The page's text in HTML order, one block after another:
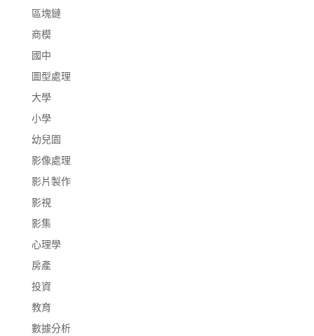
區塊鏈
商模
國中
圖型處理
大學
小學
幼兒園
影像處理
影片製作
影視
影集
心理學
房產
投資
教育
數據分析